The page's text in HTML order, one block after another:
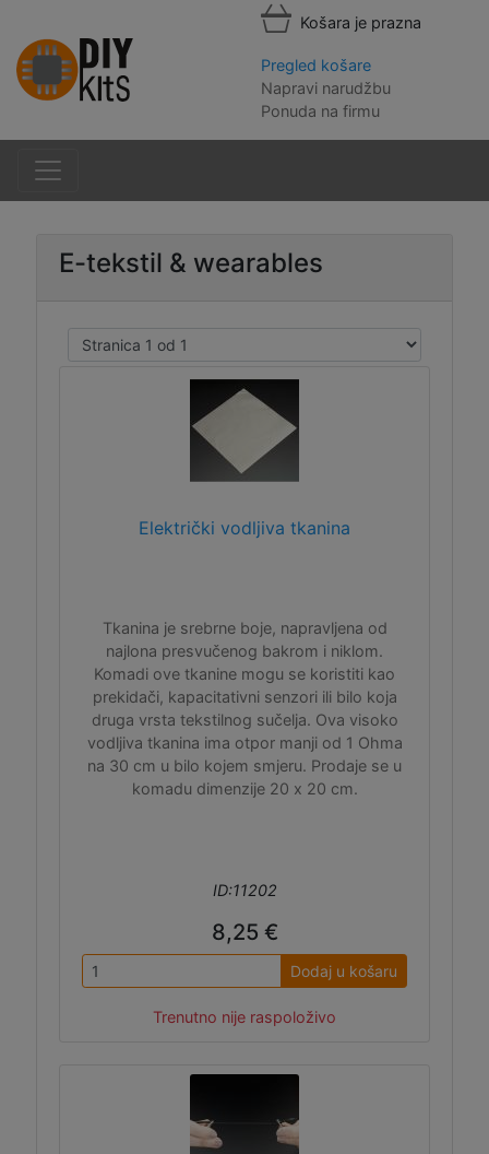
Košara je prazna
Pregled košare
Napravi narudžbu
Ponuda na firmu
E-tekstil & wearables
Električki vodljiva tkanina
Tkanina je srebrne boje, napravljena od
najlona presvučenog bakrom i niklom.
Komadi ove tkanine mogu se koristiti kao
prekidači, kapacitativni senzori ili bilo koja
druga vrsta tekstilnog sučelja. Ova visoko
vodljiva tkanina ima otpor manji od 1 Ohma
na 30 cm u bilo kojem smjeru. Prodaje se u
komadu dimenzije 20 x 20 cm.
ID:11202
8,25 €
Dodaj u košaru
Trenutno nije raspoloživo